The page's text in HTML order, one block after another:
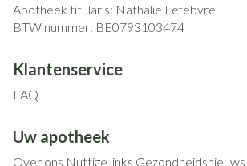
Apotheek titularis: Nathalie Lefebvre
BTW nummer: BE0793103474
Klantenservice
FAQ
Uw apotheek
Over ons Nuttige links Gezondheidsnieuws